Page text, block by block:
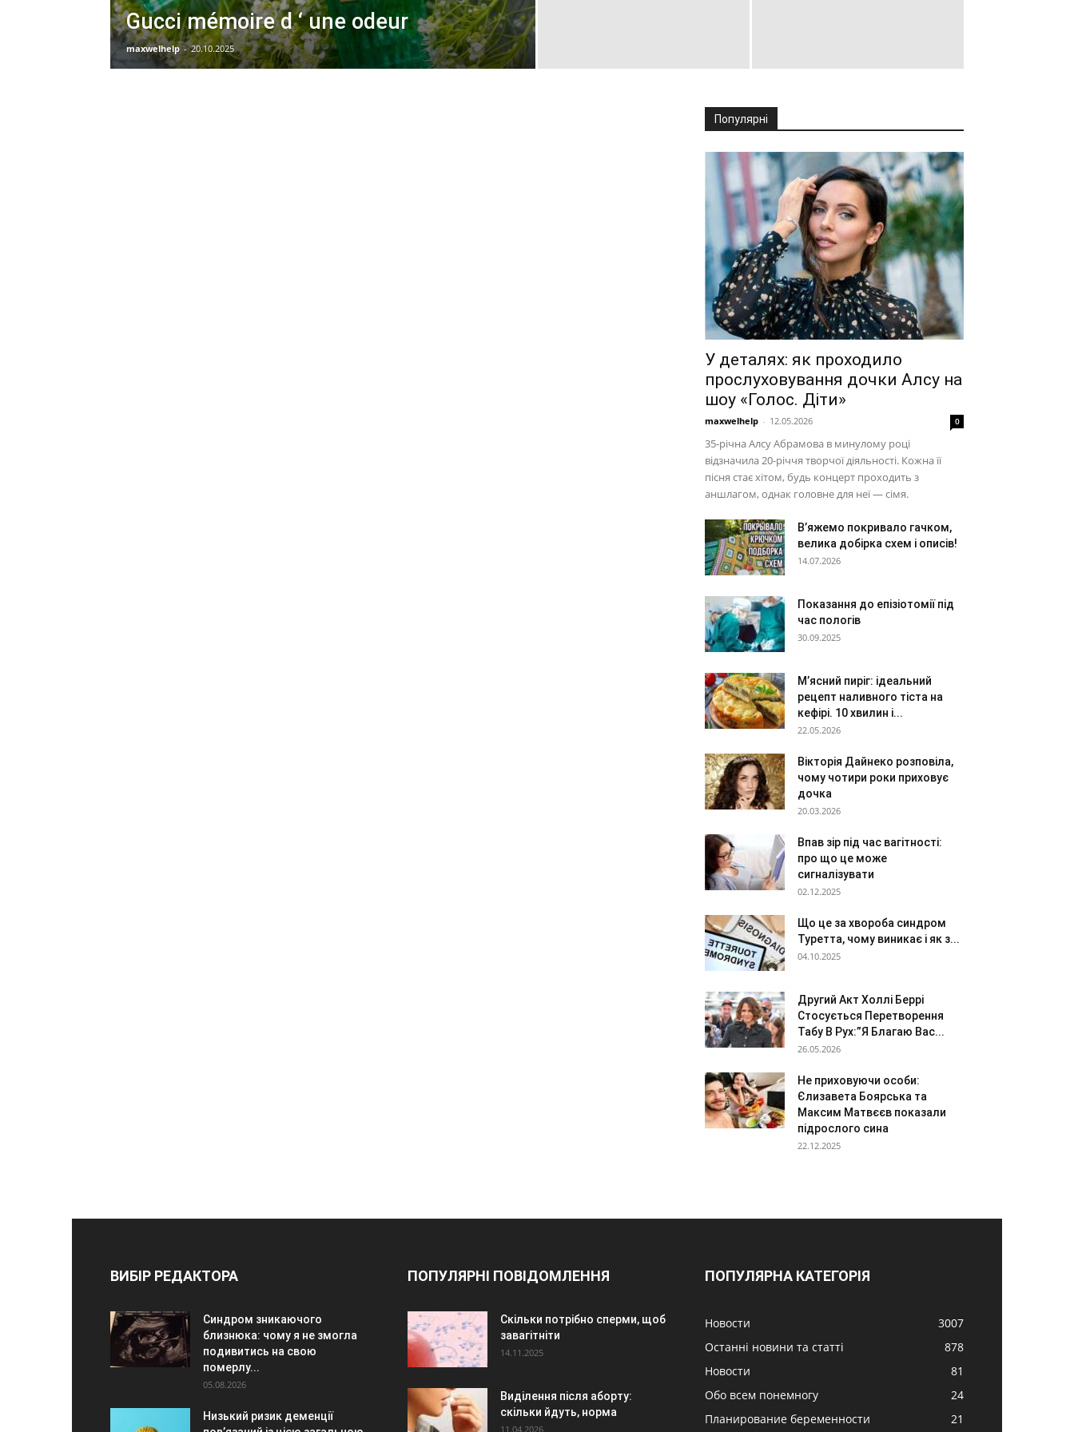
Gucci mémoire d ‘ une odeur
maxwelhelp - 20.10.2025
Популярні
У деталях: як проходило
прослуховування дочки Алсу на
шоу «Голос. Діти»
maxwelhelp - 12.05.2026 0
35-річна Алсу Абрамова в минулому році
відзначила 20-річчя творчої діяльності. Кожна її
пісня стає хітом, будь концерт проходить з
аншлагом, однак головне для неї — сімя.
В’яжемо покривало гачком,
велика добірка схем і описів!
14.07.2026
Показання до епізіотомії під
час пологів
30.09.2025
М’ясний пиріг: ідеальний
рецепт наливного тіста на
кефірі. 10 хвилин і...
22.05.2026
Вікторія Дайнеко розповіла,
чому чотири роки приховує
дочка
20.03.2026
Впав зір під час вагітності:
про що це може
сигналізувати
02.12.2025
Що це за хвороба синдром
Туретта, чому виникає і як з...
04.10.2025
Другий Акт Холлі Беррі
Стосується Перетворення
Табу В Рух:”Я Благаю Вас...
26.05.2026
Не приховуючи особи:
Єлизавета Боярська та
Максим Матвєєв показали
підрослого сина
22.12.2025
ВИБІР РЕДАКТОРА
Синдром зникаючого
близнюка: чому я не змогла
подивитись на свою
померлу...
05.08.2026
Низький ризик деменції
ПОПУЛЯРНІ ПОВІДОМЛЕННЯ
Скільки потрібно сперми, щоб
завагітніти
14.11.2025
Виділення після аборту:
скільки йдуть, норма
11.04.2026
ПОПУЛЯРНА КАТЕГОРІЯ
Новости
3007
Останні новини та статті
878
Новости
81
Обо всем понемногу
24
Планирование беременности
21